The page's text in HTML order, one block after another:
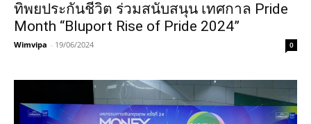
ทิพยประกันชีวิต ร่วมสนับสนุน เทศกาล Pride
Month “Bluport Rise of Pride 2024”
Wimvipa - 19/06/2024 0